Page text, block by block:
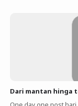
Dari mantan hinga